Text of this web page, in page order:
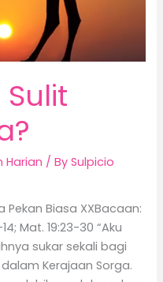
Harian / BySulpicio
Pekan Biasa XXBacaan:
14; Mat. 19:23-30 “Aku
sukar sekali bagi
Kerajaan Sorga.